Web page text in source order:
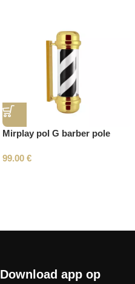
Mirplay pol G barber pole
99.00 €
Download app op